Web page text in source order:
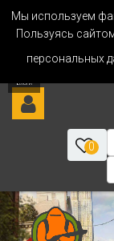
Мы используем
Пользуясь
персональных
0